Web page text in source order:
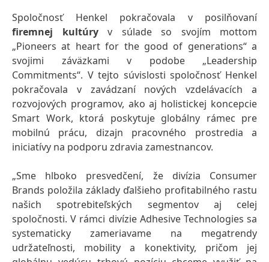
Spoločnosť Henkel pokračovala v posilňovaní
firemnej
kultúryv súlade so svojím mottom
„Pioneers at heart for the good of generations“ a
svojimi záväzkami v podobe „Leadership
Commitments“. V tejto súvislosti spoločnosť Henkel
pokračovala v zavádzaní nových vzdelávacích a
rozvojových programov, ako aj holistickej koncepcie
Smart Work, ktorá poskytuje globálny rámec pre
mobilnú prácu, dizajn pracovného prostredia a
iniciatívy na podporu zdravia zamestnancov.
„Sme hlboko presvedčení, že divízia Consumer
Brands položila základy ďalšieho profitabilného rastu
našich spotrebiteľských segmentov aj celej
spoločnosti. V rámci divízie Adhesive Technologies sa
systematicky zameriavame na megatrendy
udržateľnosti, mobility a konektivity, pričom jej